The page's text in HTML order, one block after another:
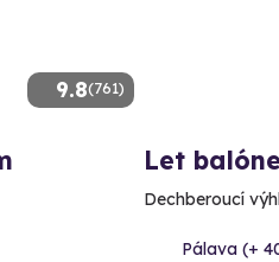
9.8(761)
Let
Dechberoucí
Pálava (+